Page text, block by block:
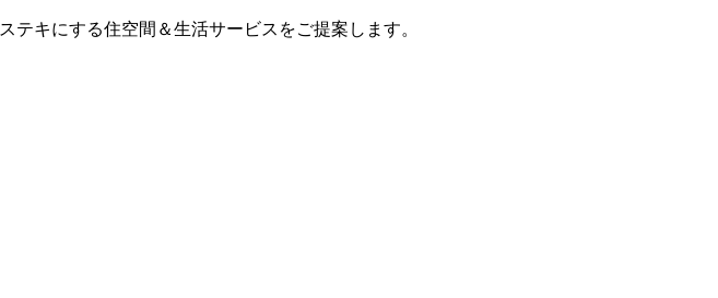
キにする住空間＆生活サービスをご提案します。